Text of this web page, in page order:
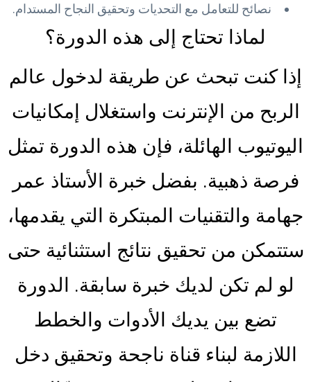
نصائح للتعامل مع التحديات وتحقيق النجاح المستدام.
لماذا تحتاج إلى هذه الدورة؟
إذا كنت تبحث عن طريقة لدخول عالم
الربح من الإنترنت واستغلال إمكانيات
اليوتيوب الهائلة، فإن هذه الدورة تمثل
فرصة ذهبية. بفضل خبرة الأستاذ عمر
جهامة والتقنيات المبتكرة التي يقدمها،
ستتمكن من تحقيق نتائج استثنائية حتى
لو لم تكن لديك خبرة سابقة. الدورة
تضع بين يديك الأدوات والخطط
اللازمة لبناء قناة ناجحة وتحقيق دخل